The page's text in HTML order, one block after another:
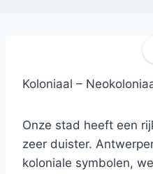
Koloniaal –
Onze stad heeft een
zeer duister.
koloniale symbolen,